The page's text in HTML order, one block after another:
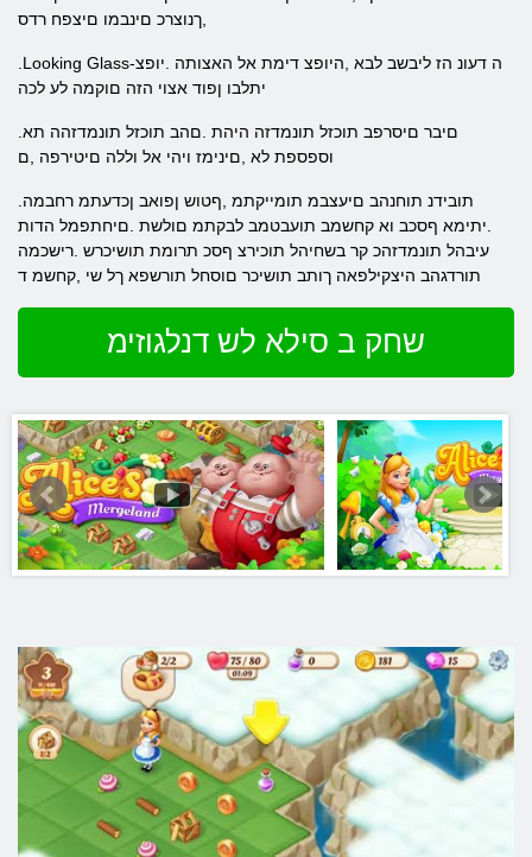
,ךנוצרכ םינבמו םיצפח רדס
.Looking Glass-ה דעונ הז ליבשב לבא ,היופצ דימת אל האצותה .יופצ
יתלבו ןפוד אצוי הזה םוקמה לע לכה
וספספת לא ,םינימז ויהי אל וללה םיטירפה ,ם
.יתימא ףסכב וא קחשמב תועבטמב לבקתמ םולשת .םיחתפמל הדות
עיבהל תונמדזהכ קר בשחיהל תוכירצ ףסכ תרומת תושיכרש .רישכמה
תורדגהב היצקילפאה ךותב תושיכר םוסחל תורשפא ךל שי ,קחשמ ד
שחק ב סילא לש דנלגוזימ